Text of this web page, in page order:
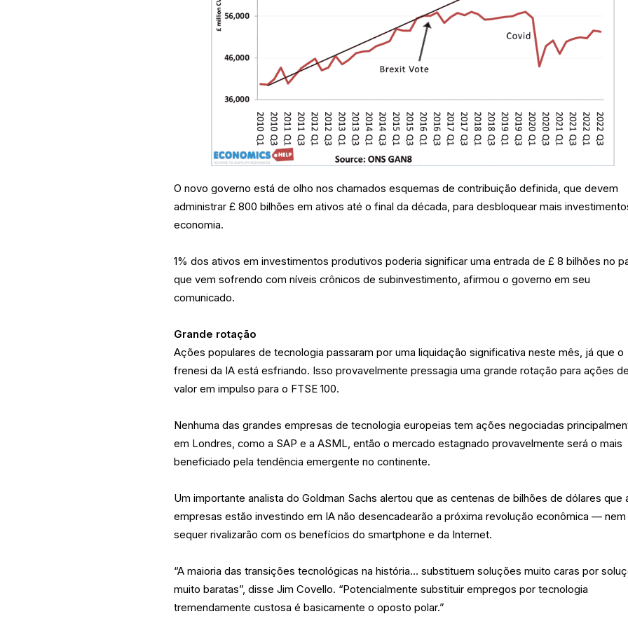
O novo governo está de olho nos chamados esquemas de contribuição definida, que devem
administrar £ 800 bilhões em ativos até o final da década, para desbloquear mais
economia.
1% dos ativos em investimentos produtivos poderia significar uma entrada de £ 8 bilhões no
que vem sofrendo com níveis crônicos de subinvestimento, afirmou o governo em seu
comunicado.
Grande rotação
Ações populares de tecnologia passaram por uma liquidação significativa neste mês, já que o
frenesi da IA está esfriando. Isso provavelmente pressagia uma grande rotação para ações de
valor em impulso para o FTSE 100.
Nenhuma das grandes empresas de tecnologia europeias tem ações negociadas
em Londres, como a SAP e a ASML, então o mercado estagnado provavelmente será o mais
beneficiado pela tendência emergente no continente.
Um importante analista do Goldman Sachs alertou que as centenas de bilhões de dólares que
empresas estão investindo em IA não desencadearão a próxima revolução econômica — nem
sequer rivalizarão com os benefícios do smartphone e da Internet.
“A maioria das transições tecnológicas na história… substituem soluções muito caras por
muito baratas”, disse Jim Covello. “Potencialmente substituir empregos por tecnologia
tremendamente custosa é basicamente o oposto polar.”